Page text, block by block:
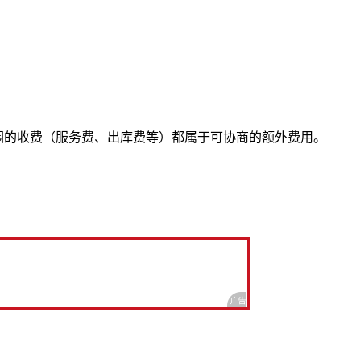
收费（服务费、出库费等）都属于可协商的额外费用。